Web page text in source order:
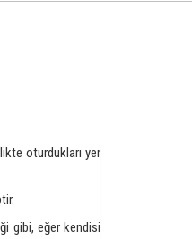
oturdukları yer
gibi, eğer kendisi